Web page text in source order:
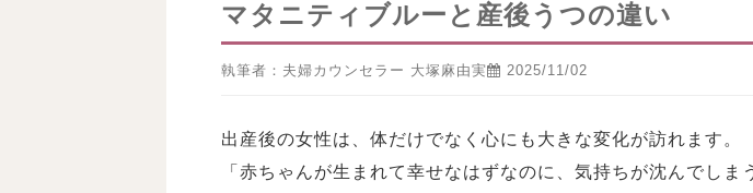
マタニティブルーと産後うつの違い
執筆者：夫婦カウンセラー 大塚麻由実 2025/11/02
出産後の女性は、体だけでなく心にも大きな変化が訪れます。
「赤ちゃんが生まれて幸せなはずなのに、気持ちが沈んでしま